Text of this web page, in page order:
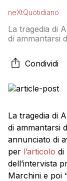
neXtQuotidiano
La tragedia di
di ammantarsi
per l’articolo
dell’intervista
essersi fatto
Condividi
La tragedia di
di ammantarsi
annunciato di
per l’articolo di
dell’intervista
Marchini e poi